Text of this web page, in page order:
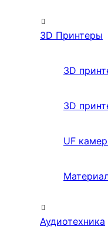
3D Принтеры
3D
3D
UF
Аудиотехника